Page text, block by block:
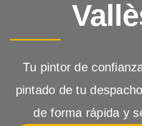
Tu pintor de
pintado de tu
de forma rápida y